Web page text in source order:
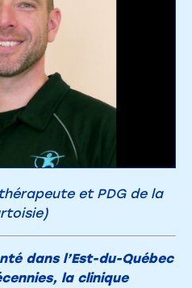
et PDG de la
dans l’Est-du-Québec
la clinique